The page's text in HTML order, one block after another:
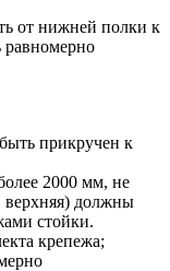
от нижней полки к
равномерно
прикручен к
2000 мм, не
верхняя) должны
стойки.
крепежа;